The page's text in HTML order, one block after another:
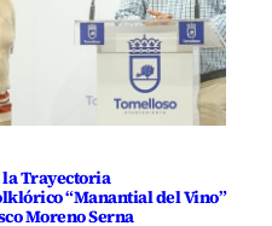
Trayectoria
“Manantial del Vino”
Moreno Serna